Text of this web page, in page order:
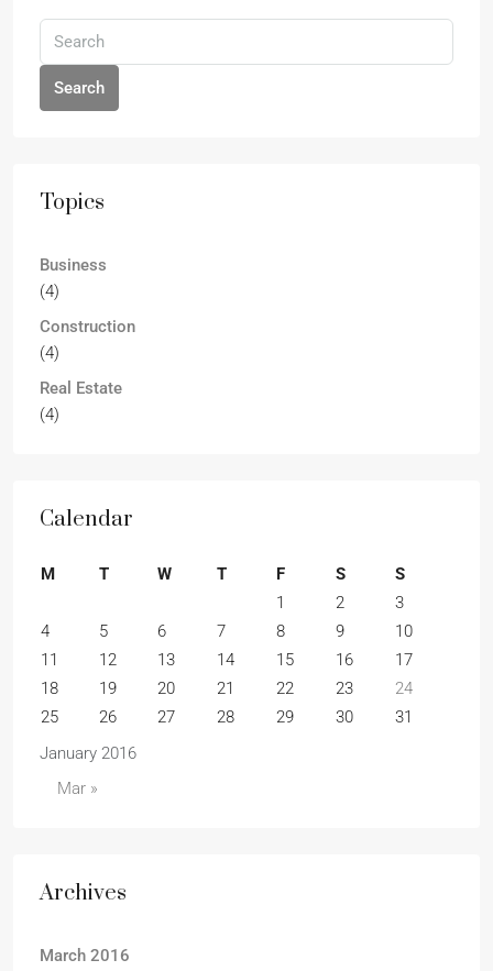
Search
Topics
Business
(4)
Construction
(4)
Real Estate
(4)
Calendar
January 2016
M T W T F S
S
1
2
3
4
5 6 7 8 9
10
11
12 13 14 15 16
17
18
19 20 21 22 23
24
25
26 27 28 29 30 31
Mar »
Archives
March 2016